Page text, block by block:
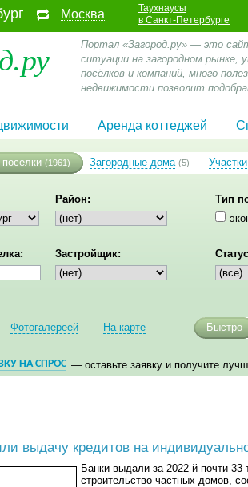
Москва
Таухнаусы
в Санкт-Петербурге
Портал «Загород.ру» — это
ситуации на загородном
посёлков и компаний, много
недвижимости позволит
Аренда коттеджей
(1961) Загородные дома (5) Участки
Район:
Тип
Застройщик:
Фотогалереей На карте Быстро
НА СПРОС — оставьте заявку и получите
выдачу кредитов на
Банки выдали за 2022-й почти 33
строительство частных домов,